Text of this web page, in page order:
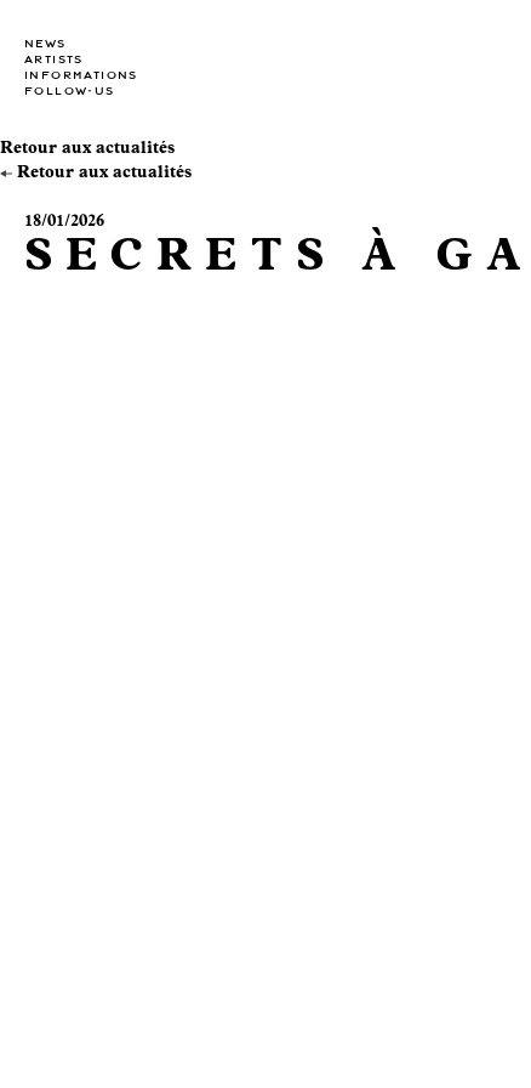
NEWS
ARTISTS
INFORMATIONS
FOLLOW-US
Retour aux actualités
Retour aux actualités
18/01/2026
SECRETS À